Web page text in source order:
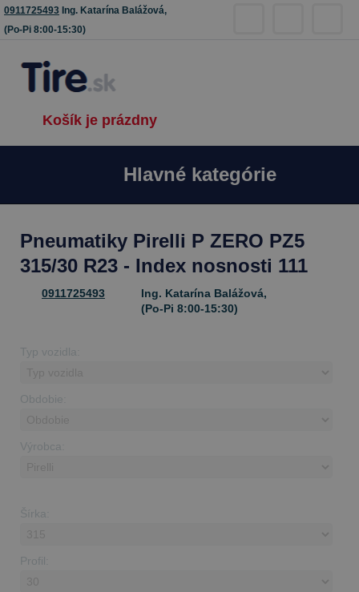
0911725493 Ing. Katarína Balážová,
(Po-Pi 8:00-15:30)
Košík je prázdny
Hlavné kategórie
Pneumatiky Pirelli P ZERO PZ5
315/30 R23 - Index nosnosti 111
0911725493
Ing. Katarína Balážová,
(Po-Pi 8:00-15:30)
Typ vozidla:
Obdobie:
Výrobca:
Šírka:
Profil: